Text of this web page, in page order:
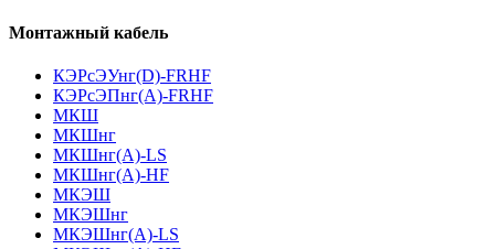
Монтажный кабель
КЭРсЭУнг(D)-FRHF
КЭРсЭПнг(А)-FRHF
МКШ
МКШнг
МКШнг(А)-LS
МКШнг(А)-HF
МКЭШ
МКЭШнг
МКЭШнг(А)-LS